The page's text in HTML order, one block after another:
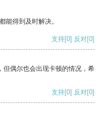
能得到及时解决。
支持[0] 反对[0]
但偶尔也会出现卡顿的情况，希
支持[0] 反对[0]